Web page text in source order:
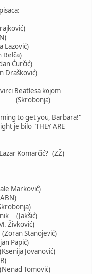
Beatlesa kojom
to get you, Barbara!"
je bilo "THEY ARE
Komarčić? (ZŽ)
(Jakšić)
Stanojević)
Jovanović)
Tomović)